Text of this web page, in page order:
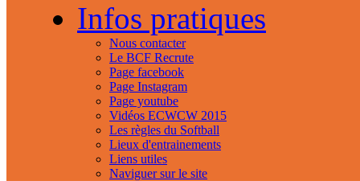
Infos pratiques
Nous contacter
Le BCF Recrute
Page facebook
Page Instagram
Page youtube
Vidéos ECWCW 2015
Les règles du Softball
Lieux d'entrainements
Liens utiles
Naviguer sur le site